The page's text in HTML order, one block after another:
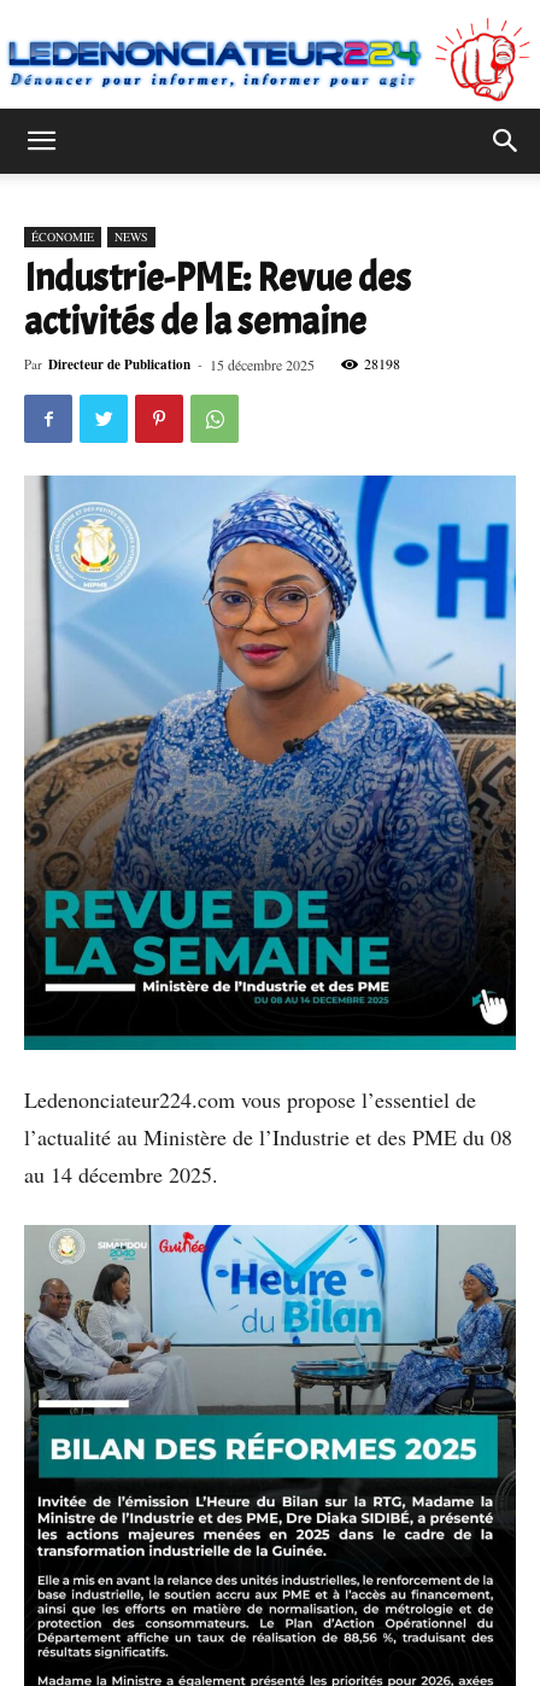
ÉCONOMIE NEWS
Industrie-PME: Revue des
activités de la semaine
Par Directeur de Publication - 15 décembre 2025 28198
Ledenonciateur224.com vous propose l’essentiel de
l’actualité au Ministère de l’Industrie et des PME du 08
au 14 décembre 2025.